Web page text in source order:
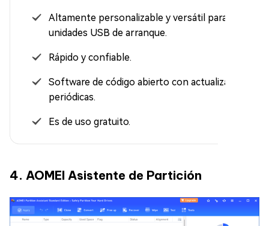
Altamente personalizable y versátil para crear
unidades USB de arranque.
Rápido y confiable.
Software de código abierto con actualizaciones
periódicas.
Es de uso gratuito.
4. AOMEI Asistente de Partición